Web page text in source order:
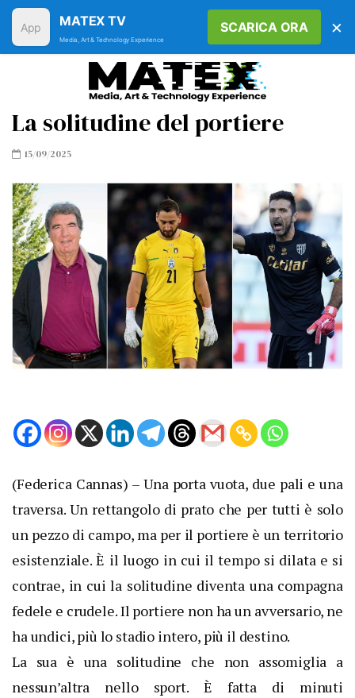
La solitudine del portiere
15/09/2025
(Federica Cannas) – Una porta vuota, due pali e una
traversa. Un rettangolo di prato che per tutti è solo
un pezzo di campo, ma per il portiere è un territorio
esistenziale. È il luogo in cui il tempo si dilata e si
contrae, in cui la solitudine diventa una compagna
fedele e crudele. Il portiere non ha un avversario, ne
ha undici, più lo stadio intero, più il destino.
La sua è una solitudine che non assomiglia a
nessun’altra nello sport. È fatta di minuti
MATEX TV
Media, Art & Technology Experience
SCARICA ORA ×